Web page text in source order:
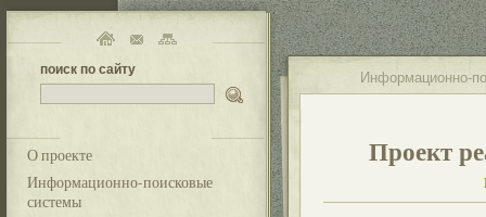
поиск по сайту
О проекте
Информационно-поисковые
системы
Информационно-
Проект